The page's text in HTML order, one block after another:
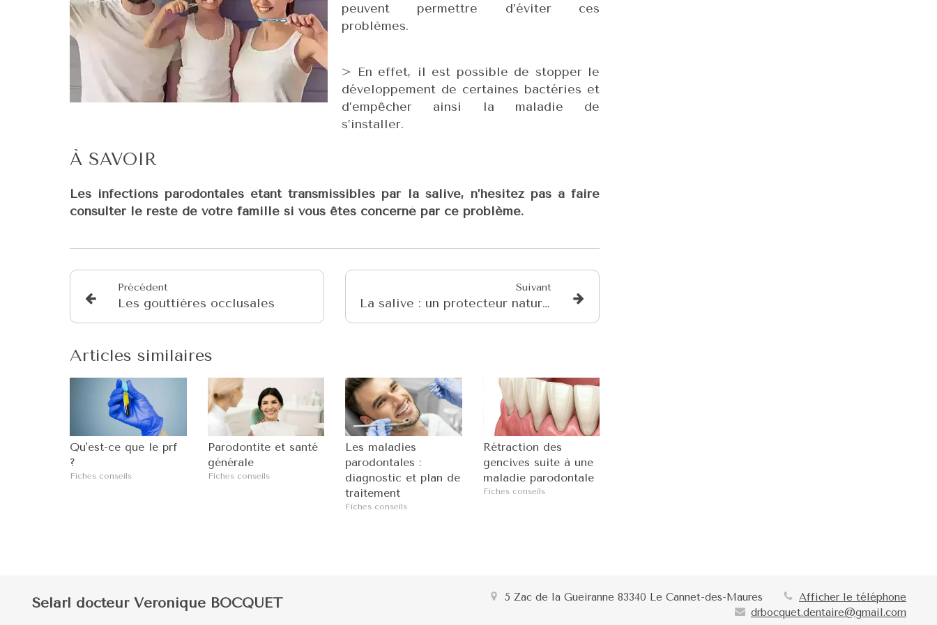
peuvent permettre d’éviter ces
problèmes.
> En effet, il est possible de stopper le
développement de certaines bactéries et
d’empêcher ainsi la maladie de
s’installer.
À SAVOIR
Les infections parodontales étant transmissibles par la salive, n’hésitez pas à faire
consulter le reste de votre famille si vous êtes concerné par ce problème.
Précédent
Les gouttières occlusales
Suivant
La salive : un protecteur naturel de notre bouche
Articles similaires
Qu'est-ce que le prf
?
Fiches conseils
Parodontite et santé
générale
Fiches conseils
Les maladies
parodontales :
diagnostic et plan de
traitement
Fiches conseils
Rétraction des
gencives suite à une
maladie parodontale
Fiches conseils
Selarl docteur Veronique BOCQUET 5 Zac de la Gueiranne 83340 Le Cannet-des-Maures
Afficher le téléphone
drbocquet.dentaire@gmail.com